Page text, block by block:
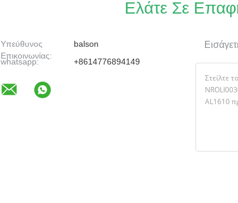
Ελάτε Σε
Υπεύθυνος
Επικοινωνίας:
balson
whatsapp:
+8614776894149